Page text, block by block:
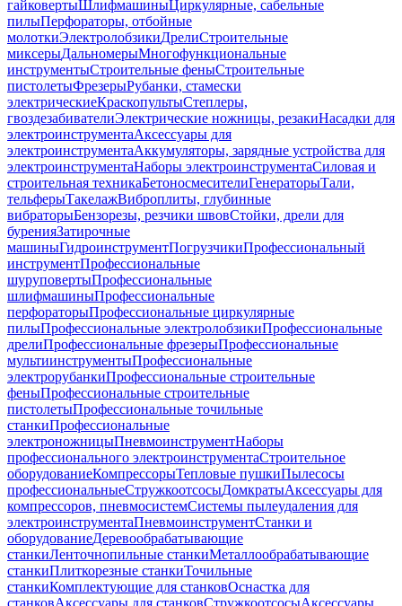
гайковертыШлифмашиныЦиркулярные, сабельные
пилыПерфораторы, отбойные
молоткиЭлектролобзикиДрелиСтроительные
миксерыДальномерыМногофункциональные
инструментыСтроительные феныСтроительные
пистолетыФрезерыРубанки, стамески
электрическиеКраскопультыСтеплеры,
гвоздезабивателиЭлектрические ножницы, резакиНасадки для
электроинструментаАксессуары для
электроинструментаАккумуляторы, зарядные устройства для
электроинструментаНаборы электроинструментаСиловая и
строительная техникаБетоносмесителиГенераторыТали,
тельферыТакелажВиброплиты, глубинные
вибраторыБензорезы, резчики швовСтойки, дрели для
буренияЗатирочные
машиныГидроинструментПогрузчикиПрофессиональный
инструментПрофессиональные
шуруповертыПрофессиональные
шлифмашиныПрофессиональные
перфораторыПрофессиональные циркулярные
пилыПрофессиональные электролобзикиПрофессиональные
дрелиПрофессиональные фрезерыПрофессиональные
мультиинструментыПрофессиональные
электрорубанкиПрофессиональные строительные
феныПрофессиональные строительные
пистолетыПрофессиональные точильные
станкиПрофессиональные
электроножницыПневмоинструментНаборы
профессионального электроинструментаСтроительное
оборудованиеКомпрессорыТепловые пушкиПылесосы
профессиональныеСтружкоотсосыДомкратыАксессуары для
компрессоров, пневмосистемСистемы пылеудаления для
электроинструментаПневмоинструментСтанки и
оборудованиеДеревообрабатывающие
станкиЛенточнопильные станкиМеталлообрабатывающие
станкиПлиткорезные станкиТочильные
станкиКомплектующие для станковОснастка для
станковАксессуары для станковСтружкоотсосыАксессуары